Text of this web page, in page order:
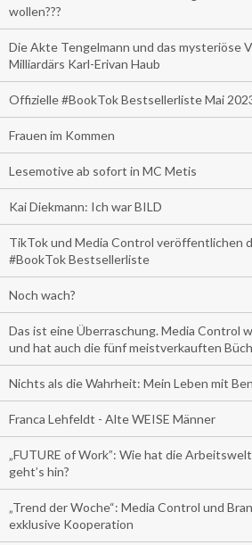
wollen???
Die Akte Tengelmann und das mysteriöse
Milliardärs Karl-Erivan Haub
Offizielle #BookTok Bestsellerliste Mai
Frauen im Kommen
Lesemotive ab sofort in MC Metis
Kai Diekmann: Ich war BILD
TikTok und Media Control veröffentlichen
#BookTok Bestsellerliste
Noch wach?
Das ist eine Überraschung. Media Control
und hat auch die fünf meistverkauften
Nichts als die Wahrheit: Mein Leben mit
Franca Lehfeldt - Alte WEISE Männer
„FUTURE of Work”: Wie hat die
geht’s hin?
„Trend der Woche“: Media Control und
exklusive Kooperation